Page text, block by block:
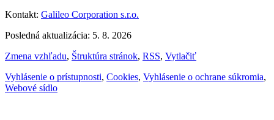
Kontakt: Galileo Corporation s.r.o.
Posledná aktualizácia: 5. 8. 2026
Zmena vzhľadu, Štruktúra stránok, RSS, Vytlačiť
Vyhlásenie o prístupnosti, Cookies, Vyhlásenie o ochrane súkromia,
Webové sídlo